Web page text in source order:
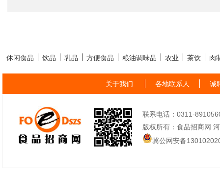
休闲食品 饮品 乳品 方便食品 粮油调味品 农业 茶饮 肉
关于我们 各地联系人 诚
联系电话：0311-
版权所有：食品招商网
冀公网安备